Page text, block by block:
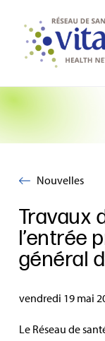
Nouvelles
Travaux
l’entrée
général
vendredi 19 mai
Le Réseau de